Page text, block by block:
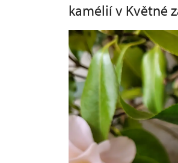
kamélií v Květné